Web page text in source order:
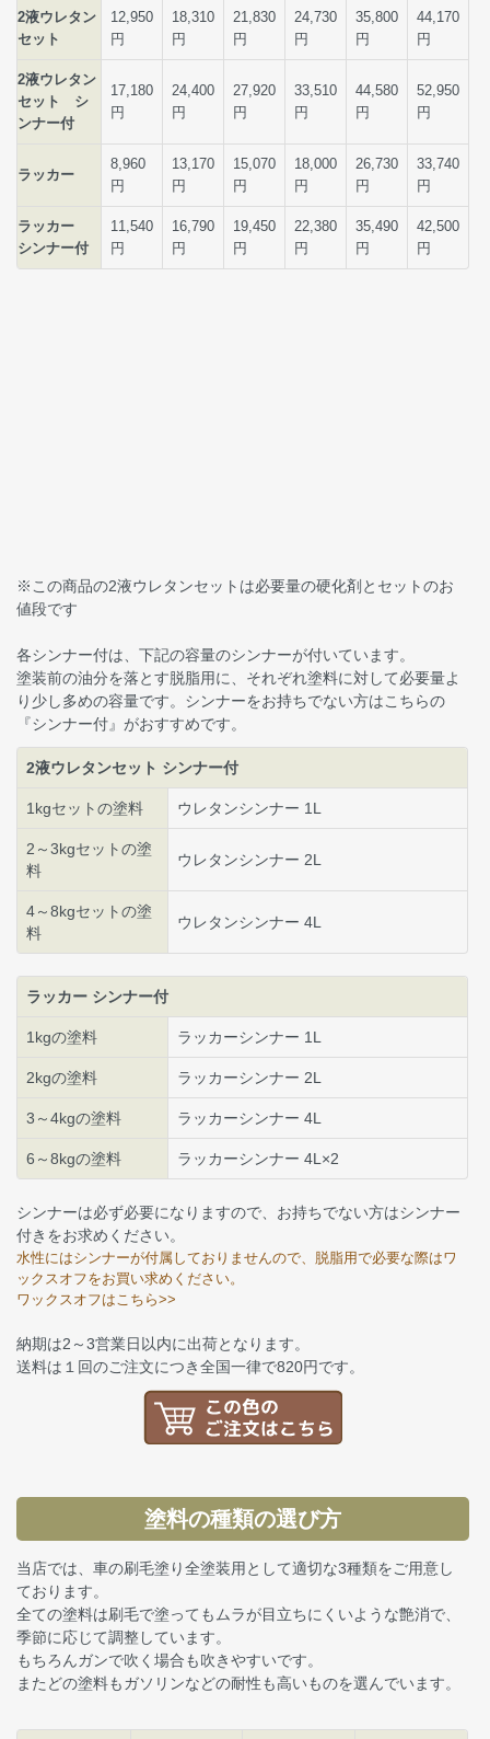
※この商品の2液ウレタンセットは必要量の硬化剤とセットのお
値段です
各シンナー付は、下記の容量のシンナーが付いています。
塗装前の油分を落とす脱脂用に、それぞれ塗料に対して必要量よ
り少し多めの容量です。シンナーをお持ちでない方はこちらの
『シンナー付』がおすすめです。
2液ウレタンセット シンナー付
1kgセットの塗料 ウレタンシンナー 1L
2～3kgセットの塗
料
ウレタンシンナー 2L
4～8kgセットの塗
料
ウレタンシンナー 4L
ラッカー シンナー付
1kgの塗料 ラッカーシンナー 1L
2kgの塗料 ラッカーシンナー 2L
3～4kgの塗料 ラッカーシンナー 4L
6～8kgの塗料 ラッカーシンナー 4L×2
シンナーは必ず必要になりますので、お持ちでない方はシンナー
付きをお求めください。
水性にはシンナーが付属しておりませんので、脱脂用で必要な際はワ
ックスオフをお買い求めください。
ワックスオフはこちら>>
納期は2～3営業日以内に出荷となります。
送料は１回のご注文につき全国一律で820円です。
塗料の種類の選び方
当店では、車の刷毛塗り全塗装用として適切な3種類をご用意し
ております。
全ての塗料は刷毛で塗ってもムラが目立ちにくいような艶消で、
季節に応じて調整しています。
もちろんガンで吹く場合も吹きやすいです。
またどの塗料もガソリンなどの耐性も高いものを選んでいます。